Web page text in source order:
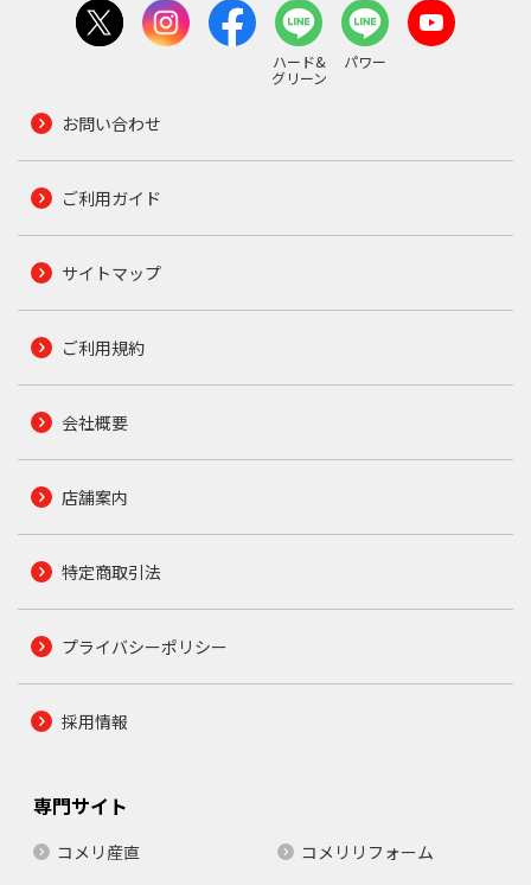
ハード&
グリーン
パワー
お問い合わせ
ご利用ガイド
サイトマップ
ご利用規約
会社概要
店舗案内
特定商取引法
プライバシーポリシー
採用情報
専門サイト
コメリ産直
コメリリフォーム